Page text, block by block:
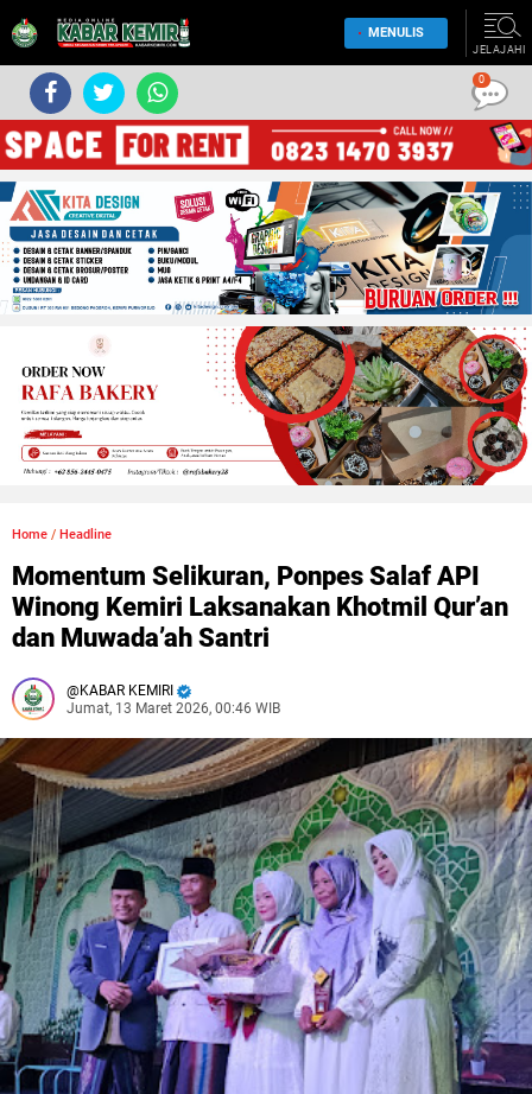
MENULIS
JELAJAHI
Home / Headline
Momentum Selikuran, Ponpes Salaf API
Winong Kemiri Laksanakan Khotmil Qur’an
dan Muwada’ah Santri
KABAR KEMIRI
Jumat, 13 Maret 2026, 00:46 WIB
0